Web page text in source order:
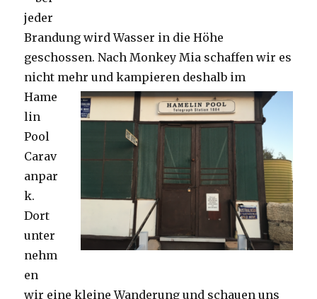
jeder
Brandung wird Wasser in die Höhe
geschossen. Nach Monkey Mia schaffen wir es
nicht mehr und kampieren deshalb im
Hame
lin
Pool
Carav
anpar
k.
Dort
unter
nehm
en
wir eine kleine Wanderung und schauen uns